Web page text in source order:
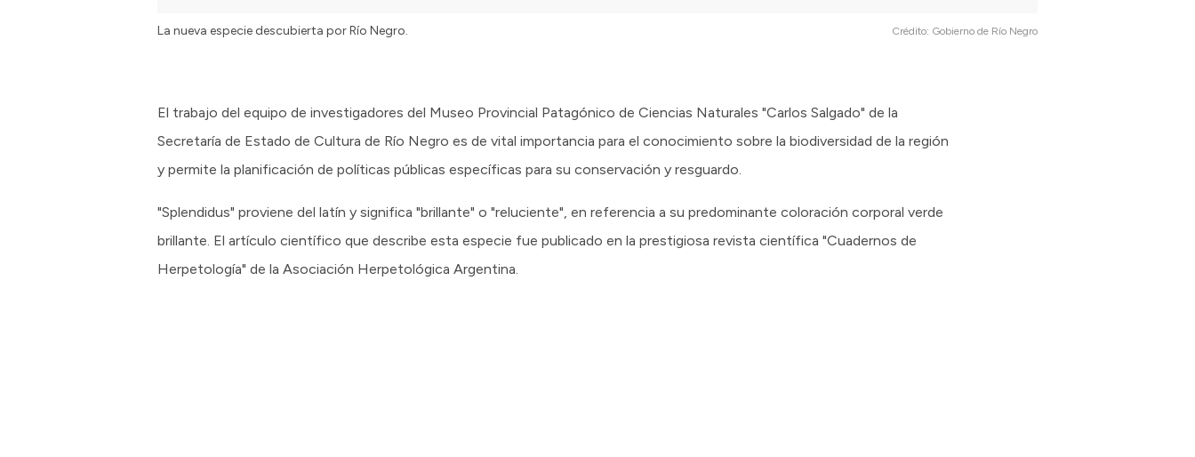
La nueva especie descubierta por Río Negro. Crédito: Gobierno de Río Negro
El trabajo del equipo de investigadores del Museo Provincial Patagónico de Ciencias Naturales "Carlos Salgado" de la
Secretaría de Estado de Cultura de Río Negro es de vital importancia para el conocimiento sobre la biodiversidad de la región
y permite la planificación de políticas públicas específicas para su conservación y resguardo.
"Splendidus" proviene del latín y significa "brillante" o "reluciente", en referencia a su predominante coloración corporal verde
brillante. El artículo científico que describe esta especie fue publicado en la prestigiosa revista científica "Cuadernos de
Herpetología" de la Asociación Herpetológica Argentina.